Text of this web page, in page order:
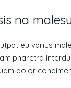
na
eu varius
pharetra
dolor